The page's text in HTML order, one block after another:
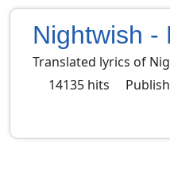
Nightwish -
Translated lyrics of
14135 hits